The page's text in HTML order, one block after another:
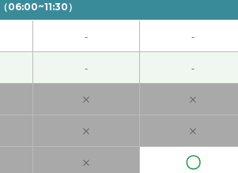
意思。期待下次再见。谢谢老师~( 女性 )
（06:00~11:30）
- -
- -
× ×
× ×
× 〇